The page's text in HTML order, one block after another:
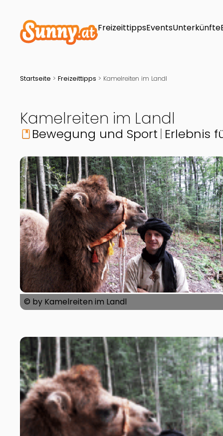
FreizeittippsEventsUnterkünfte
Startseite > Freizeittipps > Kamelreiten im Landl
Kamelreiten im Landl
book Bewegung und Sport Erlebnis
© by Kamelreiten im Landl